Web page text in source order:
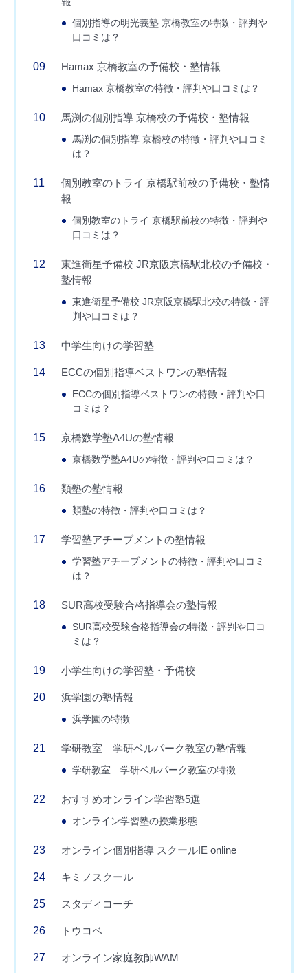
個別指導の明光義塾 京橋教室の特徴・評判や
口コミは？
Hamax 京橋教室の予備校・塾情報
Hamax 京橋教室の特徴・評判や口コミは？
馬渕の個別指導 京橋校の予備校・塾情報
馬渕の個別指導 京橋校の特徴・評判や口コミ
は？
個別教室のトライ 京橋駅前校の予備校・塾情
報
個別教室のトライ 京橋駅前校の特徴・評判や
口コミは？
東進衛星予備校 JR京阪京橋駅北校の予備校・
塾情報
東進衛星予備校 JR京阪京橋駅北校の特徴・評
判や口コミは？
中学生向けの学習塾
ECCの個別指導ベストワンの塾情報
ECCの個別指導ベストワンの特徴・評判や口
コミは？
京橋数学塾A4Uの塾情報
京橋数学塾A4Uの特徴・評判や口コミは？
類塾の塾情報
類塾の特徴・評判や口コミは？
学習塾アチーブメントの塾情報
学習塾アチーブメントの特徴・評判や口コミ
は？
SUR高校受験合格指導会の塾情報
SUR高校受験合格指導会の特徴・評判や口コ
ミは？
小学生向けの学習塾・予備校
浜学園の塾情報
浜学園の特徴
学研教室 学研ベルパーク教室の塾情報
学研教室 学研ベルパーク教室の特徴
おすすめオンライン学習塾5選
オンライン学習塾の授業形態
オンライン個別指導 スクールIE online
キミノスクール
スタディコーチ
トウコベ
オンライン家庭教師WAM